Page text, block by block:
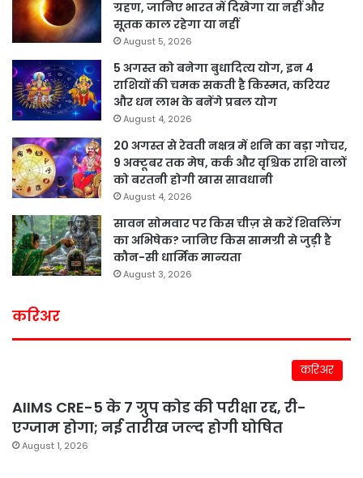
ग्रहण, जानिए भारत में दिखेगा या नहीं और
सूतक काल रहेगा या नहीं
August 5, 2026
5 अगस्त को बनेगा बुधादित्य योग, इन 4
राशियों की चमक सकती है किस्मत, करियर
और धन लाभ के बनेंगे प्रबल योग
August 4, 2026
20 अगस्त से रेवती नक्षत्र में शनि का बड़ा गोचर,
9 अक्टूबर तक मेष, कर्क और वृश्चिक राशि वालों
को बरतनी होगी खास सावधानी
August 4, 2026
सावन सोमवार पर किस चीज़ से करें शिवलिंग
का अभिषेक? जानिए किस सामग्री से जुड़ी है
कौन-सी धार्मिक मान्यता
August 3, 2026
करिअर
करिअर
AIIMS CRE-5 के 7 ग्रुप कोड की परीक्षा रद्द, री-
एग्जाम होगा; नई तारीख जल्द होगी घोषित
August 1, 2026